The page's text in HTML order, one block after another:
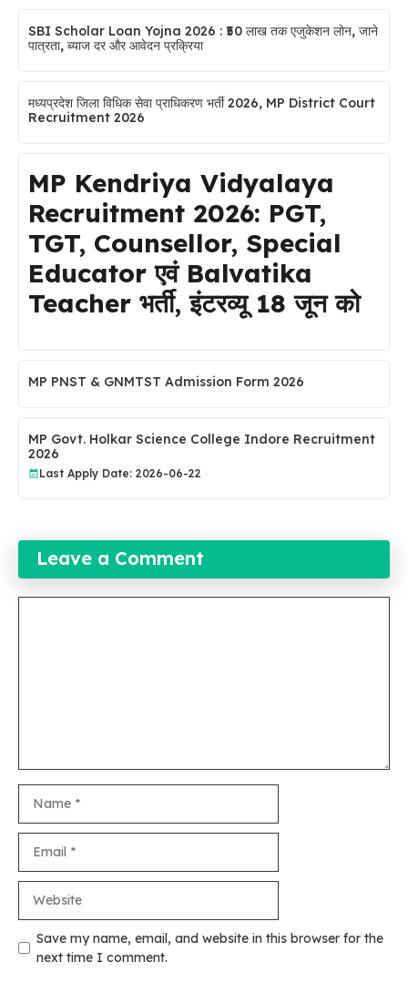
SBI Scholar Loan Yojna 2026 : ₹50 लाख तक एजुकेशन लोन, जाने
पात्रता, ब्याज दर और आवेदन प्रक्रिया
मध्यप्रदेश जिला विधिक सेवा प्राधिकरण भर्ती 2026, MP District Court
Recruitment 2026
MP Kendriya Vidyalaya
Recruitment 2026: PGT,
TGT, Counsellor, Special
Educator एवं Balvatika
Teacher भर्ती, इंटरव्यू 18 जून को
MP PNST & GNMTST Admission Form 2026
MP Govt. Holkar Science College Indore Recruitment
2026
Last Apply Date: 2026-06-22
Leave a Comment
Save my name, email, and website in this browser for the
next time I comment.